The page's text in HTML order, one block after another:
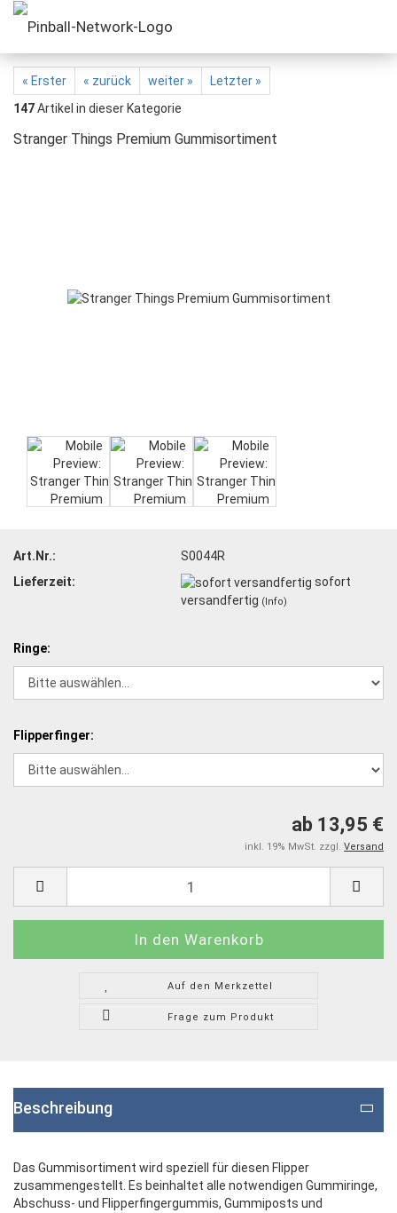
« Erster « zurück weiter »
Letzter »
147Artikel in dieser Kategorie
Stranger Things Premium Gummisortiment
Art.Nr.:
S0044R
Lieferzeit:
sofort
versandfertig (Info)
Ringe:
Flipperfinger:
ab 13,95 €
inkl. 19% MwSt. zzgl. Versand
Auf den Merkzettel
Frage zum Produkt
Beschreibung
Das Gummisortiment wird speziell für diesen Flipper
zusammengestellt. Es beinhaltet alle notwendigen Gummiringe,
Abschuss- und Flipperfingergummis, Gummiposts und